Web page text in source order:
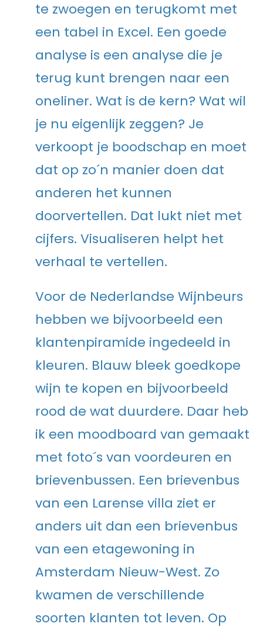
te zwoegen en terugkomt met
een tabel in Excel. Een goede
analyse is een analyse die je
terug kunt brengen naar een
oneliner. Wat is de kern? Wat wil
je nu eigenlijk zeggen? Je
verkoopt je boodschap en moet
dat op zo´n manier doen dat
anderen het kunnen
doorvertellen. Dat lukt niet met
cijfers. Visualiseren helpt het
verhaal te vertellen.
Voor de Nederlandse Wijnbeurs
hebben we bijvoorbeeld een
klantenpiramide ingedeeld in
kleuren. Blauw bleek goedkope
wijn te kopen en bijvoorbeeld
rood de wat duurdere. Daar heb
ik een moodboard van gemaakt
met foto´s van voordeuren en
brievenbussen. Een brievenbus
van een Larense villa ziet er
anders uit dan een brievenbus
van een etagewoning in
Amsterdam Nieuw-West. Zo
kwamen de verschillende
soorten klanten tot leven. Op